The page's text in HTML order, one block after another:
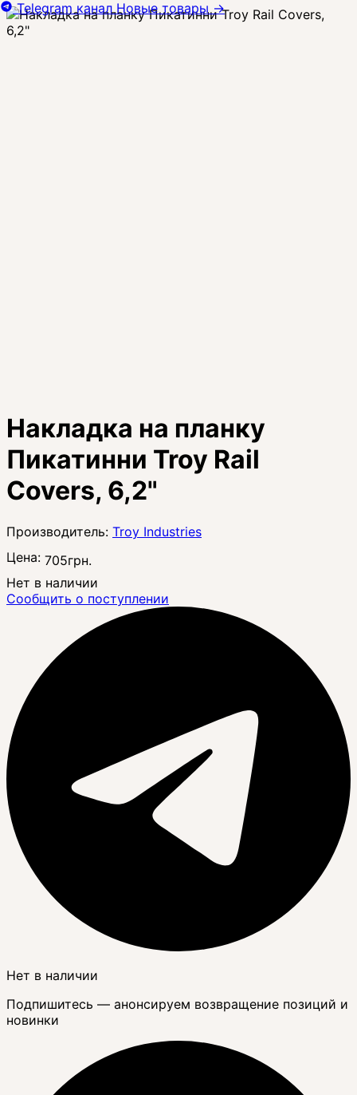
Накладка на планку
Пикатинни Troy Rail
Covers, 6,2"
Troy Industries
Цена: 705грн.
Нет в наличии
Сообщить о поступлении
Нет в наличии
Подпишитесь — анонсируем возвращение позиций и
новинки
Telegram канал Новые товары→